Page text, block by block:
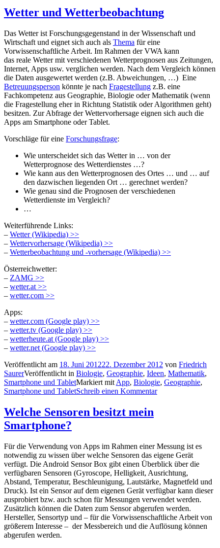
Wetter und Wetterbeobachtung
Das Wetter ist Forschungsgegenstand in der Wissenschaft und
Wirtschaft und eignet sich auch als Thema für eine
Vorwissenschaftliche Arbeit. Im Rahmen der VWA kann
das reale Wetter mit verschiedenen Wetterprognosen aus Zeitungen,
Internet, Apps usw. verglichen werden. Nach dem Vergleich können
die Daten ausgewertet werden (z.B. Abweichungen, …) Eine
Betreuungsperson könnte je nach Fragestellung z.B. eine
Fachkompetenz aus Geographie, Biologie oder Mathematik (wenn
die Fragestellung eher in Richtung Statistik oder Algorithmen geht)
besitzen. Zur Abfrage der Wettervorhersage eignen sich auch die
Apps am Smartphone oder Tablet.
Vorschläge für eine Forschungsfrage:
Wie unterscheidet sich das Wetter in … von der
Wetterprognose des Wetterdienstes …?
Wie kann aus den Wetterprognosen des Ortes … und … auf
den dazwischen liegenden Ort … gerechnet werden?
Wie genau sind die Prognosen der verschiedenen
Wetterdienste im Vergleich?
…
Weiterführende Links:
– Wetter (Wikipedia) >>
– Wettervorhersage (Wikipedia) >>
– Wetterbeobachtung und -vorhersage (Wikipedia) >>
Österreichwetter:
– ZAMG >>
– wetter.at >>
– wetter.com >>
Apps:
– wetter.com (Google play) >>
– wetter.tv (Google play) >>
– wetterheute.at (Google play) >>
– wetter.net (Google play) >>
Veröffentlicht am 18. Juni 201222. Dezember 2012 von Friedrich
SaurerVeröffentlicht in Biologie, Geographie, Ideen, Mathematik,
Smartphone und TabletMarkiert mit App, Biologie, Geographie,
Smartphone und TabletSchreib einen Kommentar
Welche Sensoren besitzt mein
Smartphone?
Für die Verwendung von Apps im Rahmen einer Messung ist es
notwendig zu wissen über welche Sensoren das eigene Gerät
verfügt. Die Android Sensor Box gibt einen Überblick über die
verfügbaren Sensoren (Gyroscope, Helligkeit, Ausrichtung,
Abstand, Temperatur, Beschleunigung, Lautstärke, Magnetfeld und
Druck). Ist ein Sensor auf dem eigenen Gerät verfügbar kann dieser
ausprobiert bzw. auch schon für Messungen verwendet werden.
Zusätzlich können die Daten zum Sensor abgerufen werden.
Hersteller, Sensortyp und – für die Vorwissenschaftliche Arbeit von
größerem Interesse – der Messbereich und die Auflösung können
abgerufen werden.